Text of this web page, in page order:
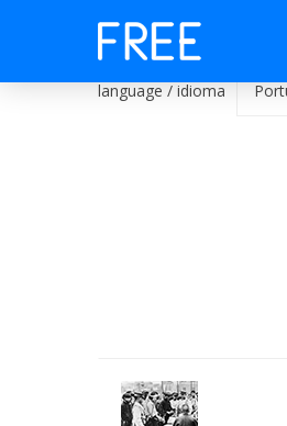
language / idioma